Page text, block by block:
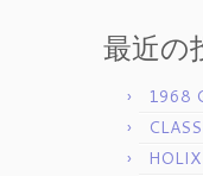
最近の
1968